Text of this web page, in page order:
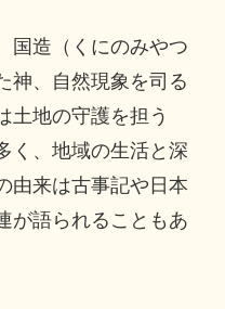
国造（くにのみやつ
神、自然現象を司る
土地の守護を担う
く、地域の生活と深
由来は古事記や日本
が語られることもあ